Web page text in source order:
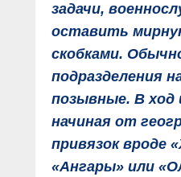
задачи,
оставить
скобками.
подразделения
позывные. В ход
начиная от
привязок вроде
«Ангары» или